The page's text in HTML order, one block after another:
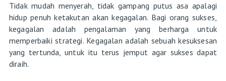
Tidak mudah menyerah, tidak gampang putus asa apalagi
hidup penuh ketakutan akan kegagalan. Bagi orang sukses,
kegagalan adalah pengalaman yang berharga untuk
memperbaiki strategi. Kegagalan adalah sebuah kesuksesan
yang tertunda, untuk itu terus jemput agar sukses dapat
diraih.